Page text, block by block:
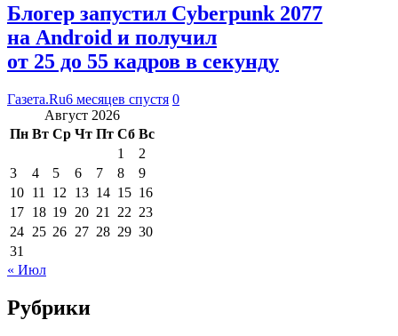
Блогер запустил Cyberpunk 2077
на Android и получил
от 25 до 55 кадров в секунду
Газета.Ru6 месяцев спустя 0
Август 2026
Пн Вт Ср Чт Пт Сб Вс
1
2
3
4 5 6 7 8
9
10 11 12 13 14 15 16
17 18 19 20 21 22 23
24 25 26 27 28 29 30
31
« Июл
Рубрики